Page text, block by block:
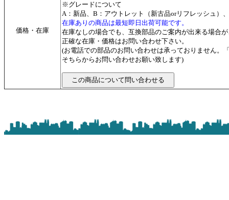
価格・在庫
※グレードについて
A：新品、B：アウトレット（新古品orリフレッシュ）
在庫ありの商品は最短即日出荷可能です。
在庫なしの場合でも、互換部品のご案内が出来る場合
正確な在庫・価格はお問い合わせ下さい。
(お電話での部品のお問い合わせは承っておりません。
そちらからお問い合わせお願い致します)